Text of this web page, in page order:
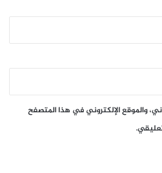
والموقع الإلكتروني في هذا المتصفح